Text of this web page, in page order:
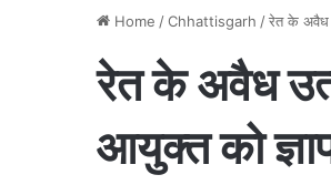
Home /Chhattisgarh /रेत के अवैध
रेत के अवैध
आयुक्त को